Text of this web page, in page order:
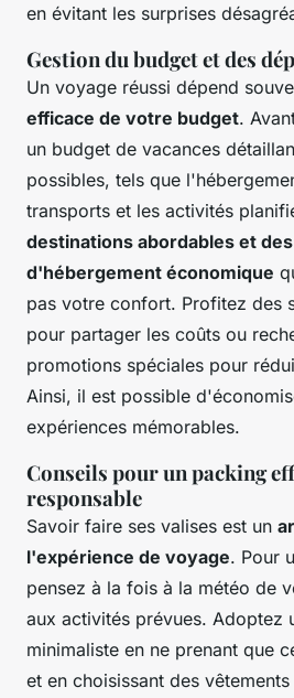
en évitant les surprises
Gestion du budget et des
Un voyage réussi dépend
efficace de votre budget.
un budget de vacances
possibles, tels que
transports et les activités
destinations abordables et
d'hébergement économique
pas votre confort. Profitez des
pour partager les coûts ou
promotions spéciales pour
Ainsi, il est possible
expériences mémorables.
Conseils pour un packing
responsable
Savoir faire ses valises est un
l'expérience de voyage. Pour
pensez à la fois à la météo de
aux activités prévues. Adoptez
minimaliste en ne prenant que
et en choisissant des